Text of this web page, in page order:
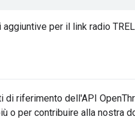
per il link radio
di riferimento dell'API
o per contribuire alla nostra